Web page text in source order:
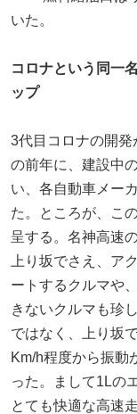
いた。
コロナという同一
ップ
3代目コロナの開
の前年に、建設中
い、各自動車メー
た。ところが、こ
呈する。名神高速
上り坂でさえ、ア
ートするクルマや
きないクルマも珍
ではなく、上り坂
Km/h程度から振動
った。まして1Lの
とても快適な高速